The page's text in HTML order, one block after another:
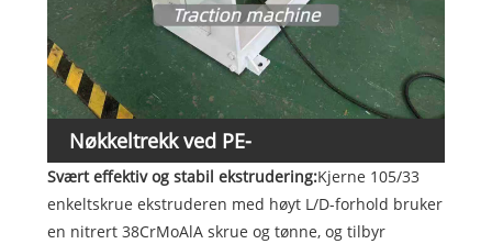
Nøkkeltrekk ved PE-
dreneringsplateproduksjonslinjen
Svært effektiv og stabil ekstrudering:Kjerne 105/33
enkeltskrue ekstruderen med høyt L/D-forhold bruker
en nitrert 38CrMoAlA skrue og tønne, og tilbyr